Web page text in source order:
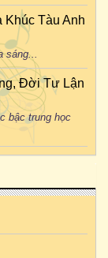
Khúc Tàu Anh
sáng...
Đời Tư Lận
bậc trung học